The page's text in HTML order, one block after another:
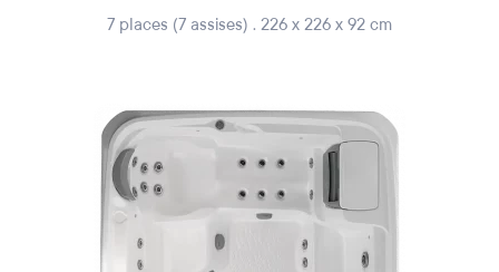
7 places (7 assises) . 226 x 226 x 92 cm